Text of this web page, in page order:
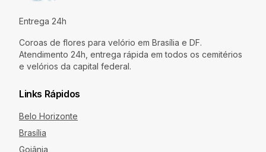
Entrega 24h
Coroas de flores para velório em Brasília e DF.
Atendimento 24h, entrega rápida em todos os cemitérios
e velórios da capital federal.
Links Rápidos
Belo Horizonte
Brasília
Goiânia